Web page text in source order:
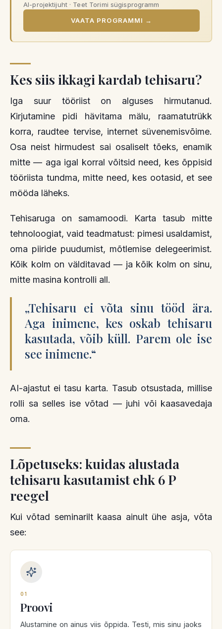
AI-projektijuht · Teet Torimi sügisprogramm
VAATA PROGRAMMI →
Kes siis ikkagi kardab tehisaru?
Iga suur tööriist on alguses hirmutanud.
Kirjutamine pidi hävitama mälu, raamatutrükk
korra, raudtee tervise, internet süvenemisvõime.
Osa neist hirmudest sai osaliselt tõeks, enamik
mitte — aga igal korral võitsid need, kes õppisid
tööriista tundma, mitte need, kes ootasid, et see
mööda läheks.
Tehisaruga on samamoodi. Karta tasub mitte
tehnoloogiat, vaid teadmatust: pimesi usaldamist,
oma piiride puudumist, mõtlemise delegeerimist.
Kõik kolm on välditavad — ja kõik kolm on sinu,
mitte masina kontrolli all.
„Tehisaru ei võta sinu tööd ära.
Aga inimene, kes oskab tehisaru
kasutada, võib küll. Parem ole ise
see inimene.“
AI-ajastut ei tasu karta. Tasub otsustada, millise
rolli sa selles ise võtad — juhi või kaasavedaja
oma.
Lõpetuseks: kuidas alustada
tehisaru kasutamist ehk 6 P
reegel
Kui võtad seminarilt kaasa ainult ühe asja, võta
see:
01
Proovi
Alustamine on ainus viis õppida. Testi, mis sinu jaoks